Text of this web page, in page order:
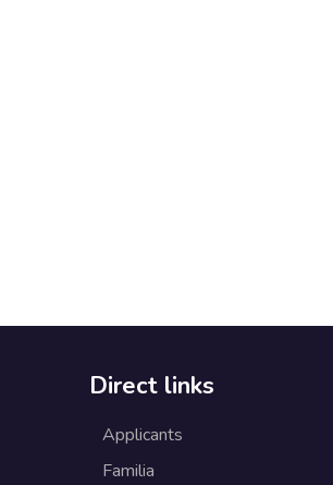
Direct links
Applicants
Familia